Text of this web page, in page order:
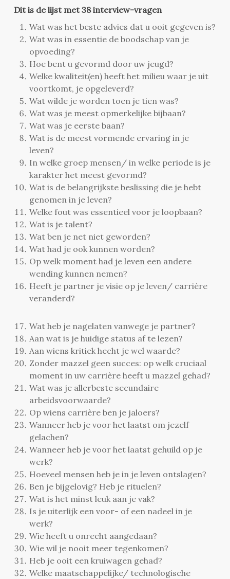
Dit is de lijst met 38 interview-vragen
Wat was het beste advies dat u ooit gegeven is?
Wat was in essentie de boodschap van je
opvoeding?
Hoe bent u gevormd door uw jeugd?
Welke kwaliteit(en) heeft het milieu waar je uit
voortkomt, je opgeleverd?
Wat wilde je worden toen je tien was?
Wat was je meest opmerkelijke bijbaan?
Wat was je eerste baan?
Wat is de meest vormende ervaring in je
leven?
In welke groep mensen/ in welke periode is je
karakter het meest gevormd?
Wat is de belangrijkste beslissing die je hebt
genomen in je leven?
Welke fout was essentieel voor je loopbaan?
Wat is je talent?
Wat ben je net niet geworden?
Wat had je ook kunnen worden?
Op welk moment had je leven een andere
wending kunnen nemen?
Heeft je partner je visie op je leven/ carrière
veranderd?
Wat heb je nagelaten vanwege je partner?
Aan wat is je huidige status af te lezen?
Aan wiens kritiek hecht je wel waarde?
Zonder mazzel geen succes: op welk cruciaal
moment in uw carrière heeft u mazzel gehad?
Wat was je allerbeste secundaire
arbeidsvoorwaarde?
Op wiens carrière ben je jaloers?
Wanneer heb je voor het laatst om jezelf
gelachen?
Wanneer heb je voor het laatst gehuild op je
werk?
Hoeveel mensen heb je in je leven ontslagen?
Ben je bijgelovig? Heb je rituelen?
Wat is het minst leuk aan je vak?
Is je uiterlijk een voor- of een nadeel in je
werk?
Wie heeft u onrecht aangedaan?
Wie wil je nooit meer tegenkomen?
Heb je ooit een kruiwagen gehad?
Welke maatschappelijke/ technologische